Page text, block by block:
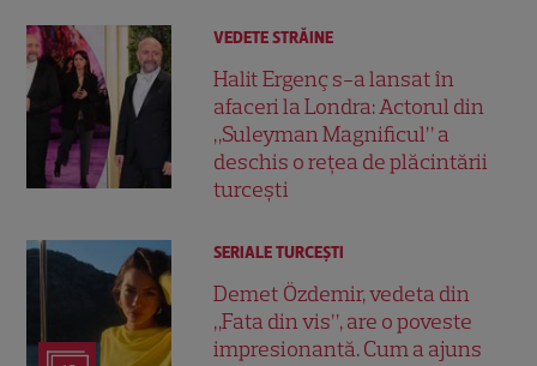
VEDETE STRĂINE
Halit Ergenç s-a lansat în
afaceri la Londra: Actorul din
„Suleyman Magnificul” a
deschis o rețea de plăcintării
turcești
SERIALE TURCEŞTI
Demet Özdemir, vedeta din
„Fata din vis”, are o poveste
impresionantă. Cum a ajuns